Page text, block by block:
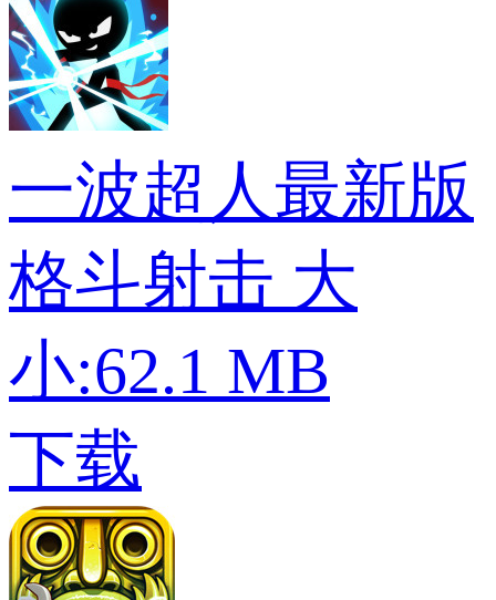
一波超人最新版
格斗射击 大
小:62.1 MB
下载